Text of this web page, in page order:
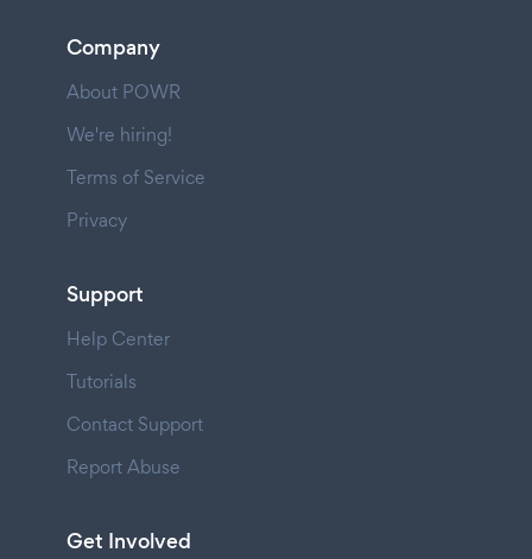
Company
About POWR
We're hiring!
Terms of Service
Privacy
Support
Help Center
Tutorials
Contact Support
Report Abuse
Get Involved